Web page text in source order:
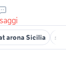
arona Sicilia